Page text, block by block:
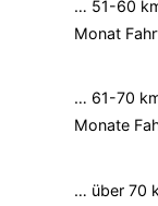
… 51-60
Monat
… 61-70
Monate
… über 70